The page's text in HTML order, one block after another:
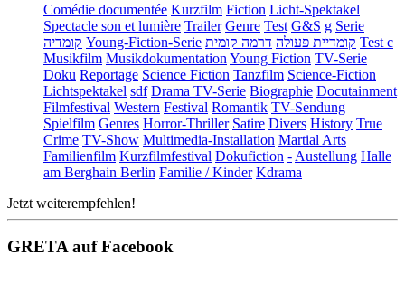
Comédie documentée Kurzfilm Fiction Licht-Spektakel
Spectacle son et lumière Trailer Genre Test G&S g Serie
קומדיה Young-Fiction-Serie קומדיית פעולה דרמה קומית
Test c
Musikfilm Musikdokumentation Young Fiction TV-Serie
Doku Reportage Science Fiction Tanzfilm Science-Fiction
Lichtspektakel sdf Drama TV-Serie Biographie Docutainment
Filmfestival Western Festival Romantik TV-Sendung
Spielfilm Genres Horror-Thriller Satire Divers History True
Crime TV-Show Multimedia-Installation Martial Arts
Familienfilm Kurzfilmfestival Dokufiction - Austellung Halle
am Berghain Berlin Familie / Kinder Kdrama
Jetzt weiterempfehlen!
GRETA auf Facebook